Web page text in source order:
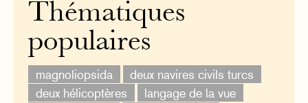
Thématiques
populaires
magnoliopsida
deux navires civils turcs
deux hélicoptères
langage de la vue